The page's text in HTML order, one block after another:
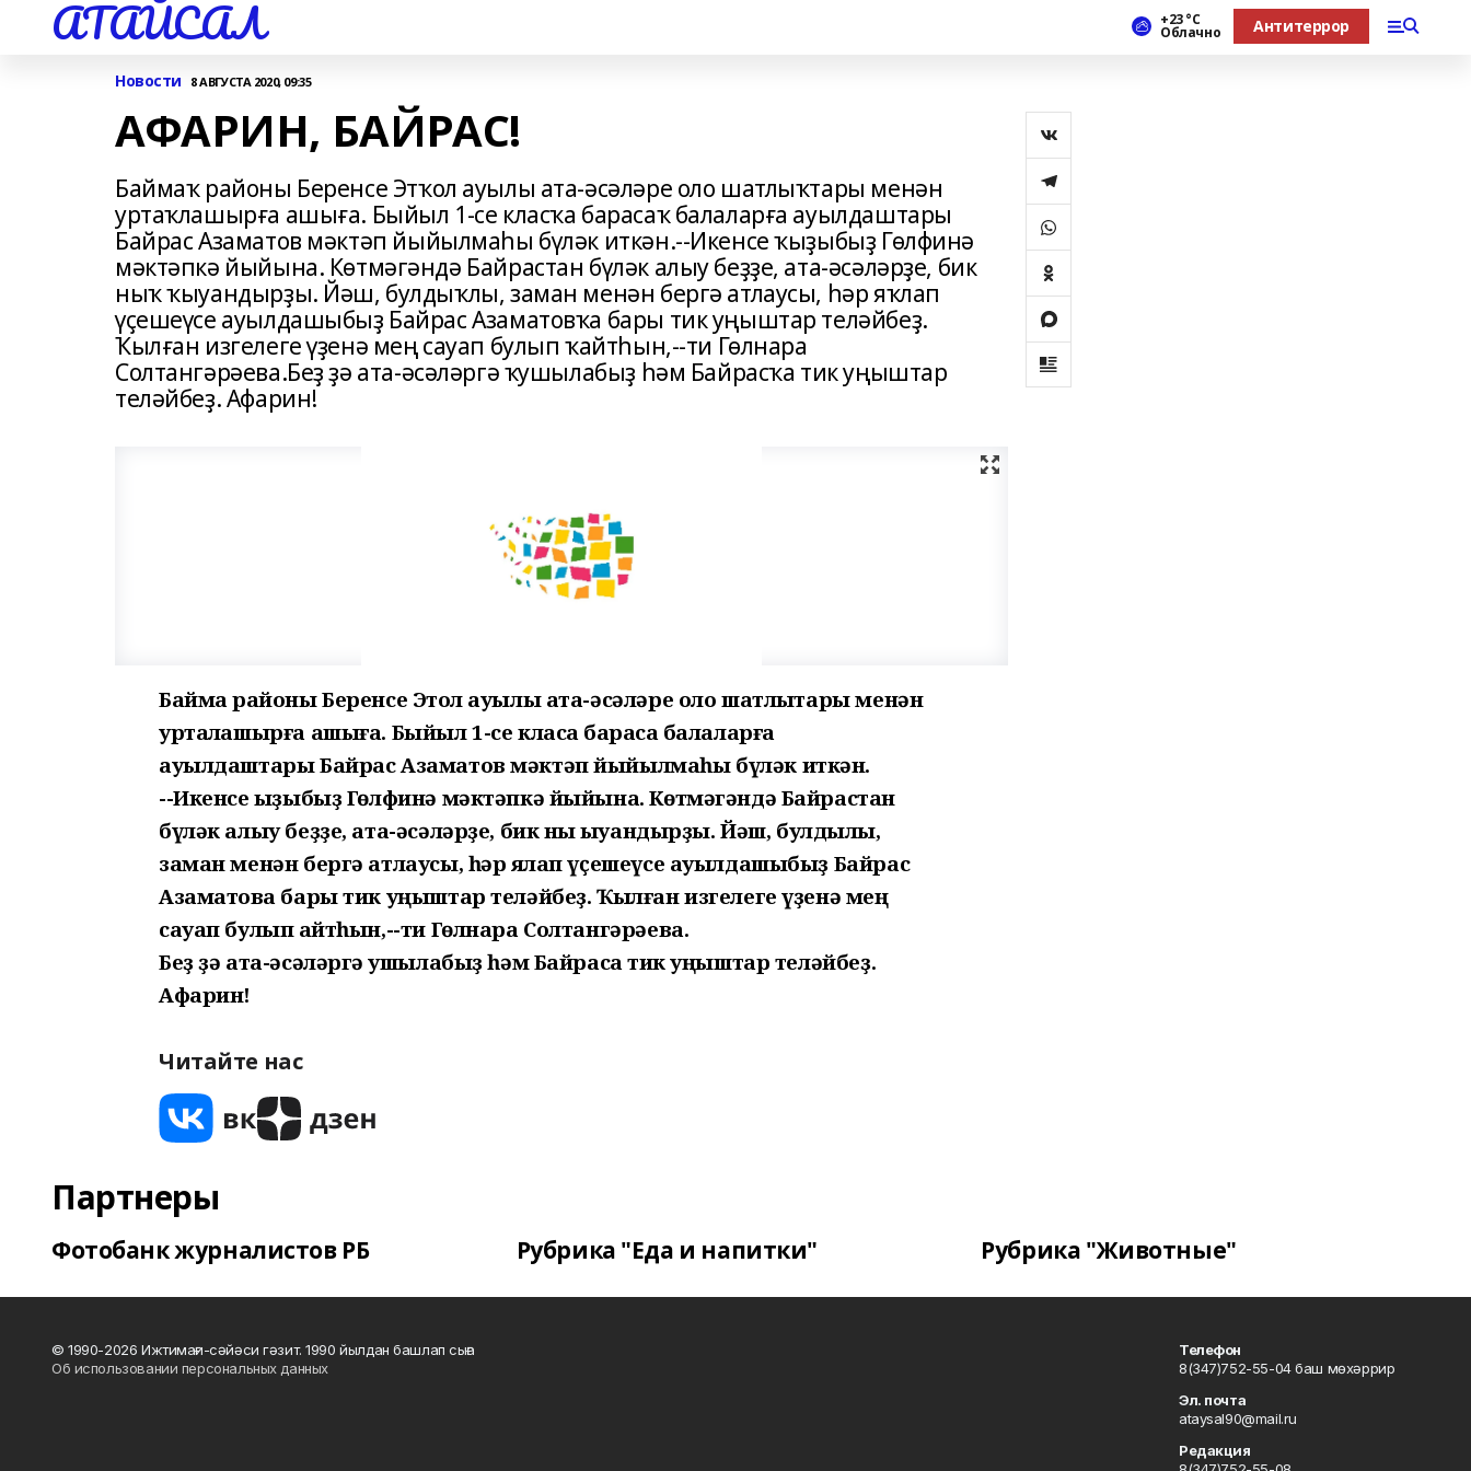
АТАЙСАЛ +23 °С
Облачно Антитеррор
Новости 8 АВГУСТА 2020, 09:35
АФАРИН, БАЙРАС!
Баймаҡ районы Беренсе Этҡол ауылы ата-әсәләре оло шатлыҡтары менән
уртаҡлашырға ашыға. Быйыл 1-се класҡа барасаҡ балаларға ауылдаштары
Байрас Азаматов мәктәп йыйылмаһы бүләк иткән.--Икенсе ҡыҙыбыҙ Гөлфинә
мәктәпкә йыйына. Көтмәгәндә Байрастан бүләк алыу беҙҙе, ата-әсәләрҙе, бик
ныҡ ҡыуандырҙы. Йәш, булдыҡлы, заман менән бергә атлаусы, һәр яҡлап
үҫешеүсе ауылдашыбыҙ Байрас Азаматовҡа бары тик уңыштар теләйбеҙ.
Ҡылған изгелеге үҙенә мең сауап булып ҡайтһын,--ти Гөлнара
Солтангәрәева.Беҙ ҙә ата-әсәләргә ҡушылабыҙ һәм Байрасҡа тик уңыштар
теләйбеҙ. Афарин!
Баймаҡ районы Беренсе Этҡол ауылы ата-әсәләре оло шатлыҡтары менән
уртаҡлашырға ашыға. Быйыл 1-се класҡа барасаҡ балаларға
ауылдаштары Байрас Азаматов мәктәп йыйылмаһы бүләк иткән.
--Икенсе ҡыҙыбыҙ Гөлфинә мәктәпкә йыйына. Көтмәгәндә Байрастан
бүләк алыу беҙҙе, ата-әсәләрҙе, бик ныҡ ҡыуандырҙы. Йәш, булдыҡлы,
заман менән бергә атлаусы, һәр яҡлап үҫешеүсе ауылдашыбыҙ Байрас
Азаматовҡа бары тик уңыштар теләйбеҙ. Ҡылған изгелеге үҙенә мең
сауап булып ҡайтһын,--ти Гөлнара Солтангәрәева.
Беҙ ҙә ата-әсәләргә ҡушылабыҙ һәм Байрасҡа тик уңыштар теләйбеҙ.
Афарин!
Читайте нас
Партнеры
Фотобанк журналистов РБ Рубрика "Еда и напитки" Рубрика "Животные"
© 1990-2026 Ижтимағи-сәйәси гәзит. 1990 йылдан башлап сыға
Об использовании персональных данных
Телефон
8(347)752-55-04 баш мөхәррир
Эл. почта
ataysal90@mail.ru
Редакция